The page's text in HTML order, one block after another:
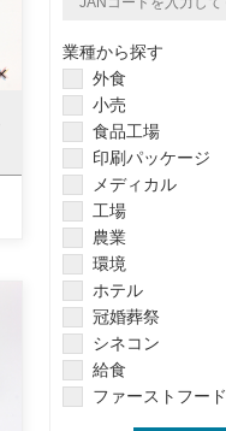
業種から探す
外食
小売
食品工場
印刷パッケージ
メディカル
工場
農業
環境
ホテル
冠婚葬祭
シネコン
給食
ファーストフード